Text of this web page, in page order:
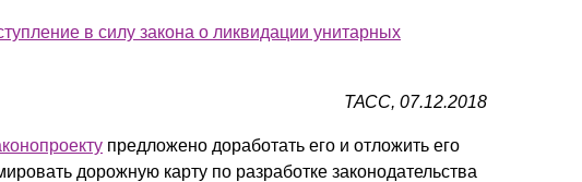
в силу закона о ликвидации унитарных
ТАСС, 07.12.2018
предложено доработать его и отложить его
дорожную карту по разработке законодательства